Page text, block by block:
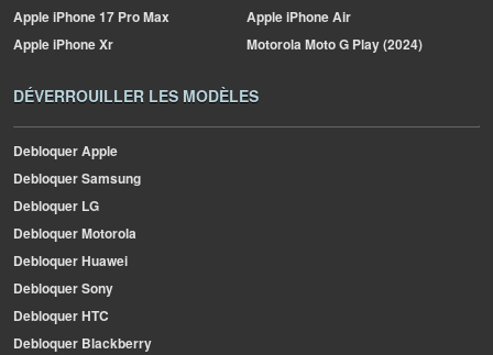
AppleiPhone 17 Pro Max AppleiPhone Air
AppleiPhone Xr MotorolaMoto G Play (2024)
DÉVERROUILLER LES MODÈLES
Debloquer Apple
Debloquer Samsung
Debloquer LG
Debloquer Motorola
Debloquer Huawei
Debloquer Sony
Debloquer HTC
Debloquer Blackberry